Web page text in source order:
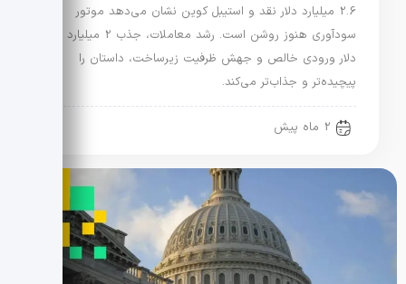
2.6 میلیارد دلار نقد و استیبل کوین نشان می‌دهد موتور
سودآوری هنوز روشن است. رشد معاملات، جذب 2 میلیارد
دلار ورودی خالص و جهش ظرفیت زیرساخت، داستان را
پیچیده‌تر و جذاب‌تر می‌کند.
2 ماه پیش